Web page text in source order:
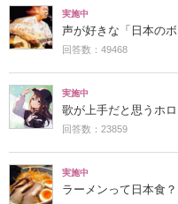
実施中
声が好きな「日本の
回答数：49468
実施中
歌が上手だと思うホ
回答数：23859
実施中
ラーメンって日本食